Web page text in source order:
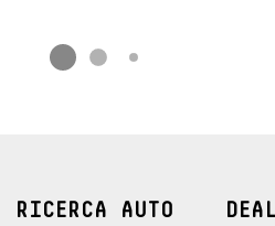
RICERCA AUTO